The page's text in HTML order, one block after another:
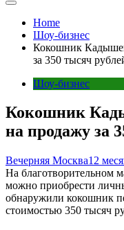
Home
Шоу-бизнес
Кокошник
за 350 тысяч
Шоу-бизнес
Кокошник
на продажу за
Вечерняя Москва12
На благотворительном
можно приобрести
обнаружили кокошник
стоимостью 350 тысяч